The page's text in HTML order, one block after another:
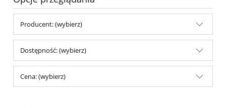
Producent: (wybierz)
Dostępność: (wybierz)
Cena: (wybierz)